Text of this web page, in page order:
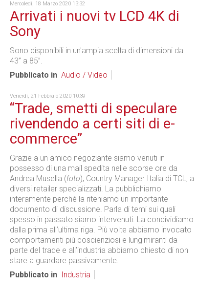
Mercoledì, 18 Marzo 2020 13:32
Arrivati i nuovi tv LCD 4K di
Sony
Sono disponibili in un'ampia scelta di dimensioni da
43” a 85”.
Pubblicato in Audio / Video
Venerdì, 21 Febbraio 2020 10:39
“Trade, smetti di speculare
rivendendo a certi siti di e-
commerce”
Grazie a un amico negoziante siamo venuti in
possesso di una mail spedita nelle scorse ore da
Andrea Musella (foto), Country Manager Italia di TCL, a
diversi retailer specializzati. La pubblichiamo
interamente perché la riteniamo un importante
documento di discussione. Parla di temi sui quali
spesso in passato siamo intervenuti. La condividiamo
dalla prima all’ultima riga. Più volte abbiamo invocato
comportamenti più coscienziosi e lungimiranti da
parte del trade e all’industria abbiamo chiesto di non
stare a guardare passivamente.
Pubblicato in
Industria